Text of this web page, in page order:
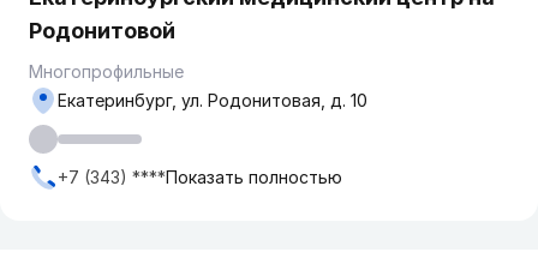
Родонитовой
Многопрофильные
Екатеринбург, ул. Родонитовая, д. 10
+7 (343) ****Показать полностью